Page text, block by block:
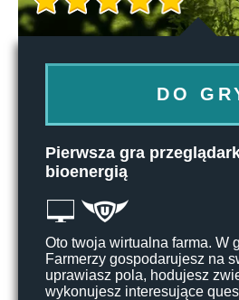
DO
Pierwsza gra
bioenergią
Oto twoja wirtualna farma. W
Farmerzy gospodarujesz na
uprawiasz pola, hodujesz
wykonujesz interesujące